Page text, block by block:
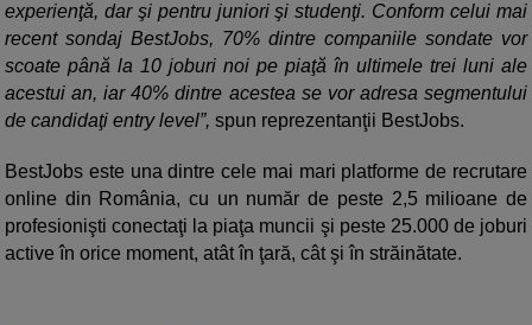
experienţă, dar şi pentru juniori şi studenţi. Conform celui mai
recent sondaj BestJobs, 70% dintre companiile sondate vor
scoate până la 10 joburi noi pe piaţă în ultimele trei luni ale
acestui an, iar 40% dintre acestea se vor adresa segmentului
de candidaţi entry level”, spun reprezentanţii BestJobs.
BestJobs este una dintre cele mai mari platforme de recrutare
online din România, cu un număr de peste 2,5 milioane de
profesionişti conectaţi la piaţa muncii şi peste 25.000 de joburi
active în orice moment, atât în ţară, cât şi în străinătate.